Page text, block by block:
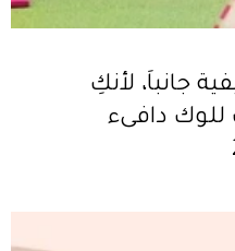
جانباً، لأنكِ
دافىء